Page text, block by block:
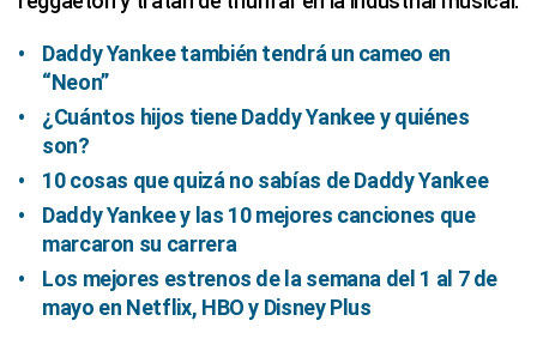
Daddy Yankee también tendrá un cameo en
“Neon”
¿Cuántos hijos tiene Daddy Yankee y quiénes
son?
10 cosas que quizá no sabías de Daddy Yankee
Daddy Yankee y las 10 mejores canciones que
marcaron su carrera
Los mejores estrenos de la semana del 1 al 7 de
mayo en Netflix, HBO y Disney Plus